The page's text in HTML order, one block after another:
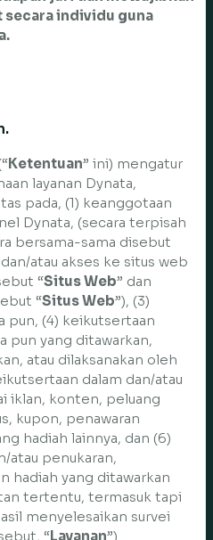
individu guna
Ketentuan” ini) mengatur
layanan Dynata,
pada, (1) keanggotaan
Dynata, (secara terpisah
bersama-sama disebut
atau akses ke situs web
“Situs Web” dan
“Situs Web”), (3)
pun, (4) keikutsertaan
pun yang ditawarkan,
atau dilaksanakan oleh
dalam dan/atau
iklan, konten, peluang
kupon, penawaran
hadiah lainnya, dan (6)
atau penukaran,
hadiah yang ditawarkan
tertentu, termasuk tapi
menyelesaikan survei
“Layanan”).